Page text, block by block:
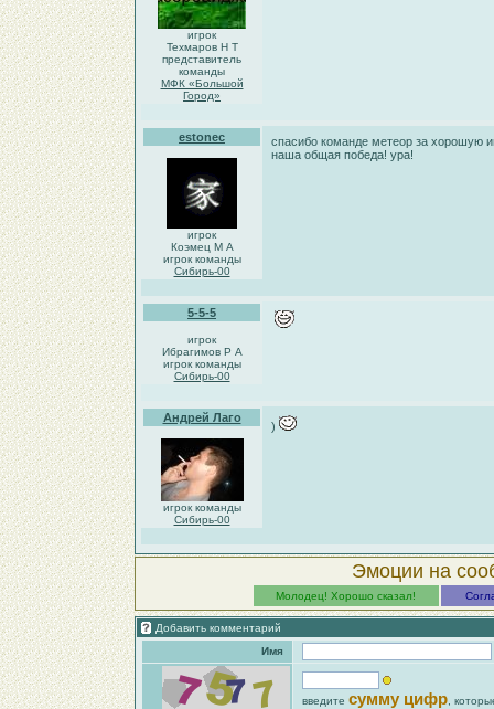
игрок
Техмаров Н Т
представитель
команды
МФК «Большой
Город»
estonec
игрок
Коэмец М А
игрок команды
Сибирь-00
спасибо команде метеор за хорошую
наша общая победа! ура!
5-5-5
игрок
Ибрагимов Р А
игрок команды
Сибирь-00
Андрей Лаго
игрок команды
Сибирь-00
)
Эмоции на
Молодец! Хорошо сказал!
Добавить комментарий
Имя
введите сумму цифр ,